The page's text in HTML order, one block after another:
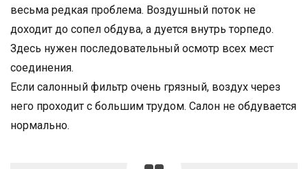
весьма редкая проблема. Воздушный поток не
доходит до сопел обдува, а дуется внутрь торпедо.
Здесь нужен последовательный осмотр всех мест
соединения.
Если салонный фильтр очень грязный, воздух через
него проходит с большим трудом. Салон не обдувается
нормально.